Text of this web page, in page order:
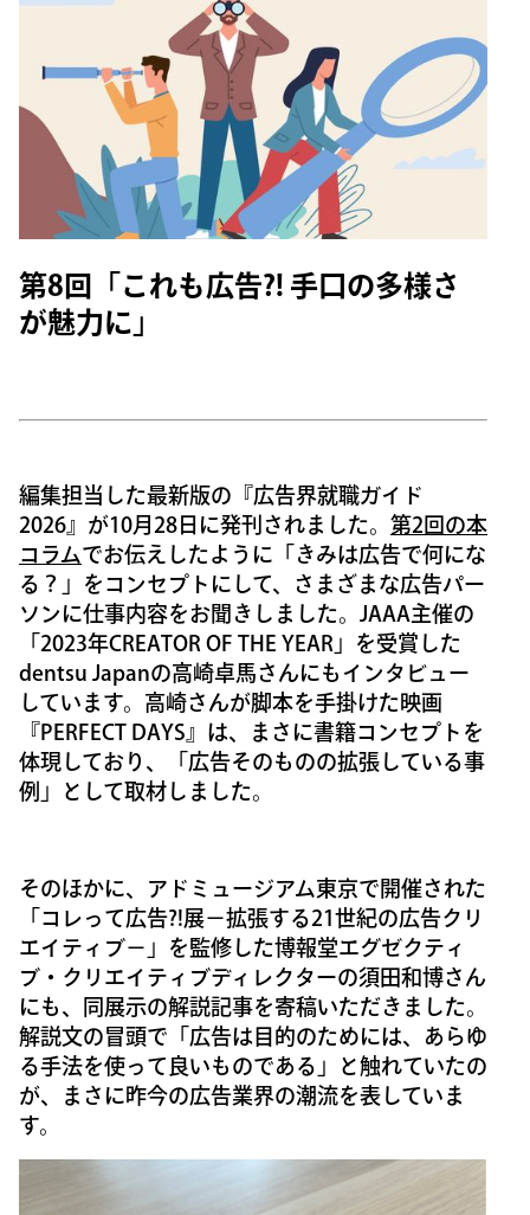
第8回「これも広告?! 手口の多様さ
が魅力に」
編集担当した最新版の『広告界就職ガイド
2026』が10月28日に発刊されました。 第2回の本
コラムでお伝えしたように「きみは広告で何にな
る？」をコンセプトにして、さまざまな広告パー
ソンに仕事内容をお聞きしました。JAAA主催の
「2023年CREATOR OF THE YEAR」を受賞した
dentsu Japanの高崎卓馬さんにもインタビュー
しています。高崎さんが脚本を手掛けた映画
『PERFECT DAYS』は、まさに書籍コンセプトを
体現しており、「広告そのものの拡張している事
例」として取材しました。
そのほかに、アドミュージアム東京で開催された
「コレって広告?!展－拡張する21世紀の広告クリ
エイティブ－」を監修した博報堂エグゼクティ
ブ・クリエイティブディレクターの須田和博さん
にも、同展示の解説記事を寄稿いただきました。
解説文の冒頭で「広告は目的のためには、あらゆ
る手法を使って良いものである」と触れていたの
が、まさに昨今の広告業界の潮流を表していま
す。